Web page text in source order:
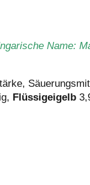
Name:
Flüssigeigelb